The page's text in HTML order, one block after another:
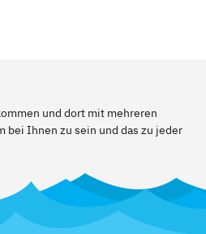
und dort mit mehreren
bei Ihnen zu sein und das zu jeder